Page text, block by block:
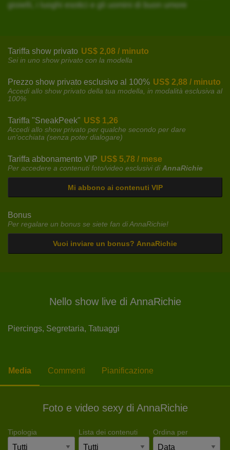
gioielli, i luoghi esotici e gli uomini di buon umore
Tariffa show privato US$ 2,08 / minuto
Sei in uno show privato con la modella
Prezzo show privato esclusivo al 100% US$ 2,88 / minuto
Accedi allo show privato della tua modella, in modalità esclusiva al
100%
Tariffa "SneakPeek" US$ 1,26
Accedi allo show privato per qualche secondo per dare
un'occhiata (senza poter dialogare)
Tariffa abbonamento VIP US$ 5,78 / mese
Per accedere a contenuti foto/video esclusivi diAnnaRichie
Mi abbono ai contenuti VIP
Bonus
Per regalare un bonus se siete fan di AnnaRichie!
Vuoi inviare un bonus? AnnaRichie
Nello show live di AnnaRichie
Piercings, Segretaria, Tatuaggi
Media Commenti Pianificazione
Foto e video sexy di AnnaRichie
Tipologia Lista dei contenuti Ordina per